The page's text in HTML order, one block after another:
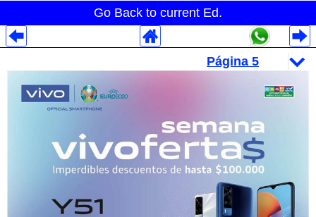
Go Back to current Ed.
Despliegues Analytics
Despliegues Totales
Despliegues por Rubros